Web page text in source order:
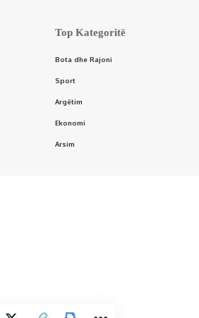
Top Kategoritë
Bota dhe Rajoni
Sport
Argëtim
Ekonomi
Arsim